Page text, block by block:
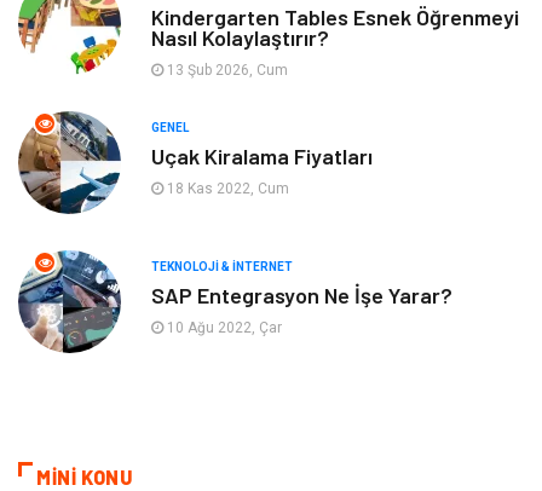
Yeme & İçme Anne & Çocuk
Ev İşleri Gayrimenkul
Organizasyon
Astroloji Aksesuar
Mobilya diş sağlığı
Bebek Giyim
Kindergarten Tables Esnek Öğrenmeyi
Nasıl Kolaylaştırır?
13 Şub 2026, Cum
GENEL
Uçak Kiralama Fiyatları
18 Kas 2022, Cum
TEKNOLOJI & İNTERNET
SAP Entegrasyon Ne İşe Yarar?
10 Ağu 2022, Çar
MİNİ KONU